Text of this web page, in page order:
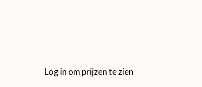
Log in om prijzen te zien